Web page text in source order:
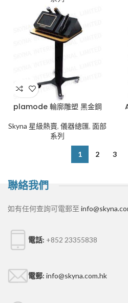
plamode 輪廓雕塑 黑金鋼
Skyna 星級熱賣, 儀器總匯, 面部
系列
1 2 3
聯絡我們
如有任何查詢可電郵至
電話: +852 23355838
電郵: info@skyna.com.hk